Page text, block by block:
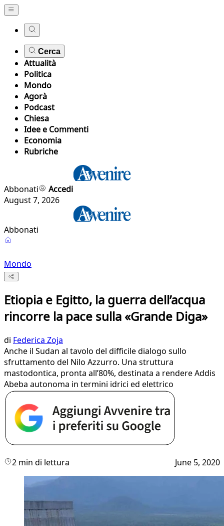
Cerca
Attualità
Politica
Mondo
Agorà
Podcast
Chiesa
Idee e Commenti
Economia
Rubriche
Abbonati
Accedi
August 7, 2026
Abbonati
Mondo
Etiopia e Egitto, la guerra dell’acqua
rincorre la pace sulla «Grande Diga»
di Federica Zoja
Anche il Sudan al tavolo del difficile dialogo sullo
sfruttamento del Nilo Azzurro. Una struttura
mastodontica, pronta all’80%, destinata a rendere Addis
Abeba autonoma in termini idrici ed elettrico
2 min di lettura June 5, 2020